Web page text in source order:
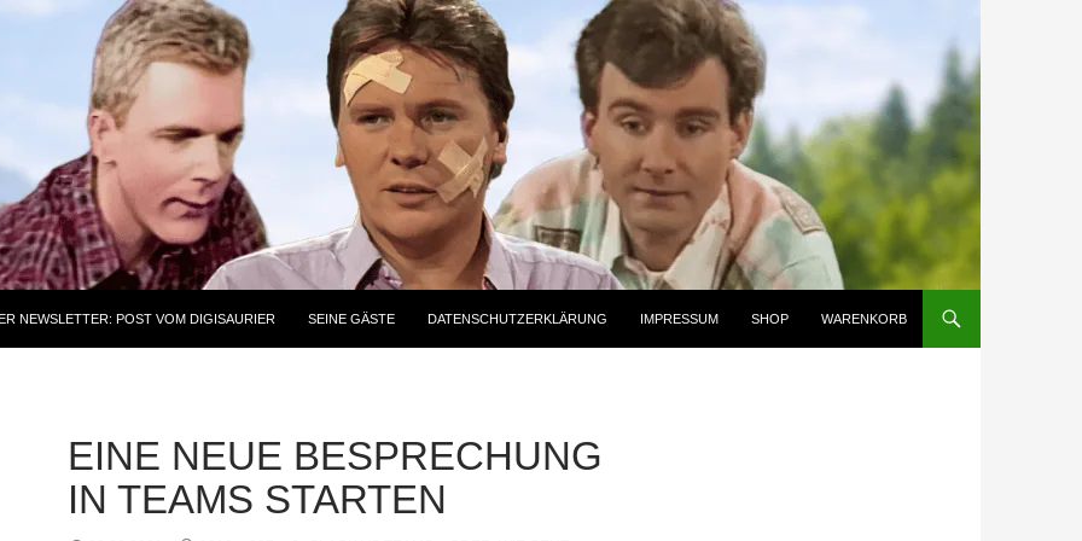
NEWSLETTER: POST VOM DIGISAURIER SEINE GÄSTE DATENSCHUTZERKLÄRUNG IMPRESSUM SHOP WARENKORB
EINE NEUE BESPRECHUNG
IN TEAMS STARTEN